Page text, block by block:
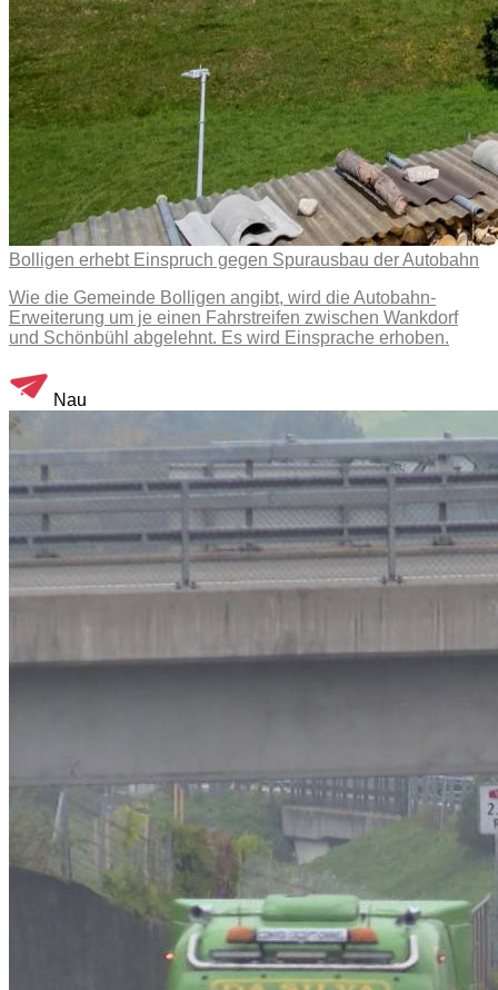
Bolligen erhebt Einspruch gegen Spurausbau der Autobahn
Wie die Gemeinde Bolligen angibt, wird die Autobahn-
Erweiterung um je einen Fahrstreifen zwischen Wankdorf
und Schönbühl abgelehnt. Es wird Einsprache erhoben.
Nau